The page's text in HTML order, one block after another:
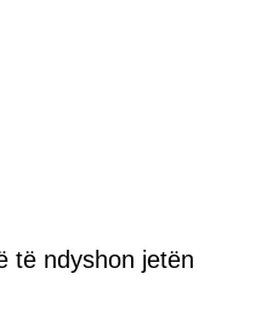
të ndyshon jetën